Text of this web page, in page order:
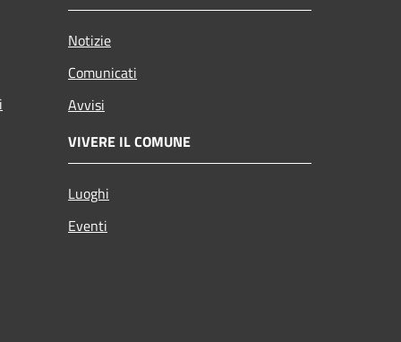
Notizie
Comunicati
Avvisi
VIVERE IL COMUNE
Luoghi
Eventi